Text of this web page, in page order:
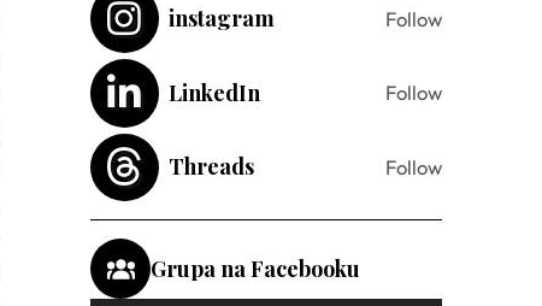
instagram Follow
LinkedIn Follow
Threads Follow
Grupa na Facebooku